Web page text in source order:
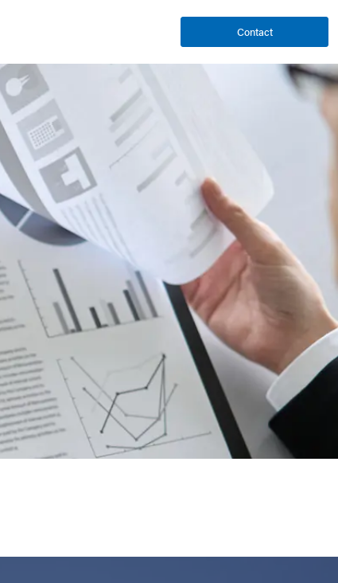
Contact